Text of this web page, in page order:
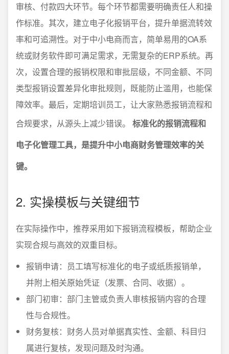
审核、付款四大环节。每个环节都需要明确责任人和操
作标准。其次，建立电子化报销平台，提升单据流转效
率和可追溯性。对于中小电商而言，简单易用的OA系
统或财务软件即可满足需求，无需复杂的ERP系统。再
次，设置合理的报销权限和审批层级，不同金额、不同
类型报销设置差异化审批规则，既能防止滥用，也能保
障效率。最后，定期培训员工，让大家熟悉报销流程和
合规要求，从源头上减少错误。 标准化的报销流程和
电子化管理工具，是提升中小电商财务管理效率的关
键。
2. 实操模板与关键细节
在实际操作中，推荐采用如下报销流程模板，帮助企业
实现合规与高效的双重目标。
报销申请：员工填写标准化的电子或纸质报销单，
并附上相关原始凭证（发票、合同、收据）。
部门初审：部门主管或负责人审核报销内容的合理
性与合规性。
财务复核：财务人员对单据真实性、金额、科目归
属进行复核，发现问题及时沟通。